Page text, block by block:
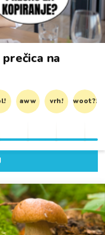
na
aww vrh! woot?!